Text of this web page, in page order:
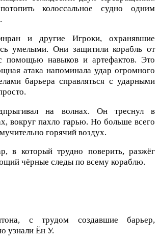
колоссальное судно одним
и другие Игроки, охранявшие
умелыми. Они защитили корабль от
помощью навыков и артефактов. Это
атака напоминала удар огромного
барьера справляться с ударными
на волнах. Он треснул в
вокруг пахло гарью. Но больше всего
горячий воздух.
в который трудно поверить, разжёг
чёрные следы по всему кораблю.
с трудом создавшие барьер,
узнали Ён У.